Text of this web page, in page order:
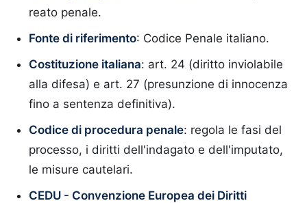
reato penale.
Fonte di riferimento: Codice Penale italiano.
Costituzione italiana: art. 24 (diritto inviolabile
alla difesa) e art. 27 (presunzione di innocenza
fino a sentenza definitiva).
Codice di procedura penale: regola le fasi del
processo, i diritti dell'indagato e dell'imputato,
le misure cautelari.
CEDU - Convenzione Europea dei Diritti